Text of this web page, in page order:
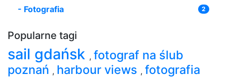
- Fotografia 2
Popularne tagi
sail gdańsk , fotograf na ślub
poznań , harbour views , fotografia